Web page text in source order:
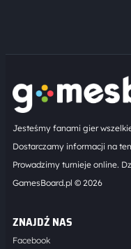
Jesteśmy fanami gier
Dostarczamy informacji na
Prowadzimy turnieje online.
GamesBoard.pl © 2026
ZNAJDŹ NAS
Facebook